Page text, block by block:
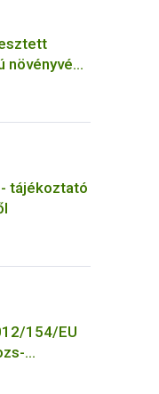
tájékoztató
154/EU